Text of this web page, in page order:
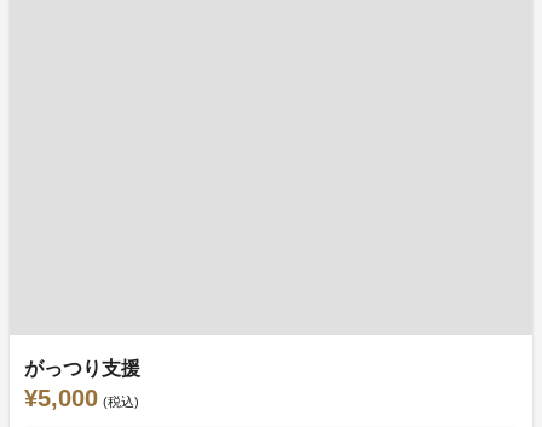
がっつり支援
¥5,000 (税込)